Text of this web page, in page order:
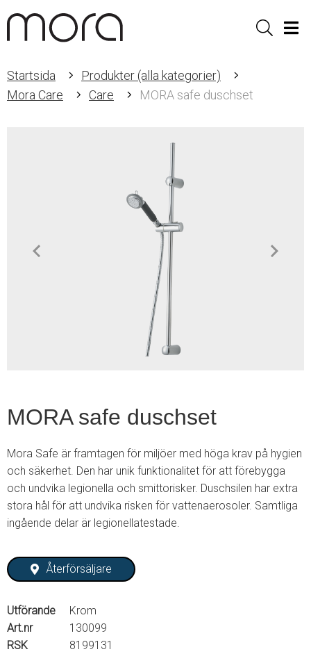
Sök
Startsida
Produkter (alla kategorier)
Mora Care
Care MORA safe duschset
MORA safe duschset
Mora Safe är framtagen för miljöer med höga krav på hygien
och säkerhet. Den har unik funktionalitet för att förebygga
och undvika legionella och smittorisker. Duschsilen har extra
stora hål för att undvika risken för vattenaerosoler. Samtliga
ingående delar är legionellatestade.
Återförsäljare
Utförande
Krom
Art.nr
130099
RSK
8199131